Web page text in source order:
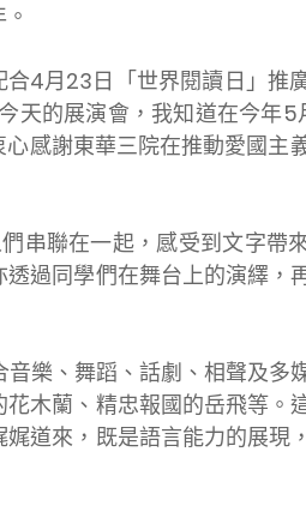
4月23日「世界閱讀日」推
天的展演會，我知道在今年5
感謝東華三院在推動愛國主
聯在一起，感受到文字帶
過同學們在舞台上的演繹，
樂、舞蹈、話劇、相聲及多
木蘭、精忠報國的岳飛等。
道來，既是語言能力的展現